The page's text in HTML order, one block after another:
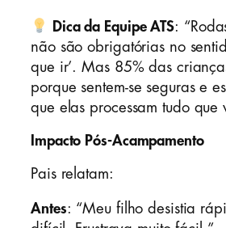
Dica da Equipe ATS:
não são obrigatórias no
que ir’. Mas 85% das
porque sentem-se seguras e
que elas processam tudo que
Impacto Pós-Acampamento
Pais relatam:
Antes: “Meu filho desistia